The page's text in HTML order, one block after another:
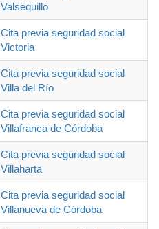
Valsequillo
Cita previa seguridad social
Victoria
Cita previa seguridad social
Villa del Río
Cita previa seguridad social
Villafranca de Córdoba
Cita previa seguridad social
Villaharta
Cita previa seguridad social
Villanueva de Córdoba